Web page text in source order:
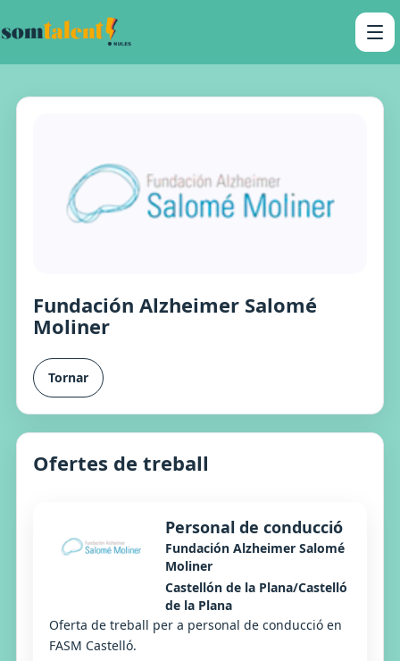
Fundación Alzheimer Salomé
Moliner
Tornar
Ofertes de treball
Personal de conducció
Fundación Alzheimer Salomé
Moliner
Castellón de la Plana/Castelló
de la Plana
Oferta de treball per a personal de conducció en
FASM Castelló.